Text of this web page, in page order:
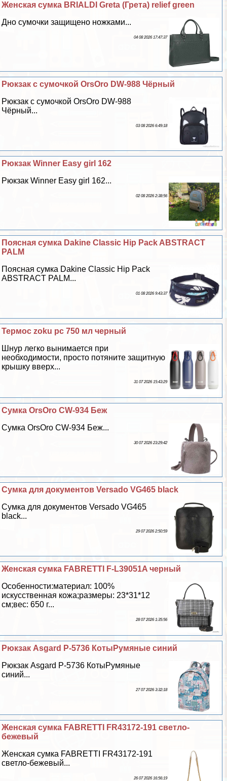
Женская сумка BRIALDI Greta (Грета) relief green
Дно сумочки защищено ножками...
04 08 2026 17:47:37
Рюкзак с сумочкой OrsOro DW-988 Чёрный
Рюкзак с сумочкой OrsOro DW-988
Чёрный...
03 08 2026 6:49:18
Рюкзак Winner Easy girl 162
Рюкзак Winner Easy girl 162...
02 08 2026 2:38:56
Поясная сумка Dakine Classic Hip Pack ABSTRACT
PALM
Поясная сумка Dakine Classic Hip Pack
ABSTRACT PALM...
01 08 2026 9:43:37
Термос zoku pc 750 мл черный
Шнур легко вынимается при
необходимости, просто потяните защитную
крышку вверх...
31 07 2026 15:43:29
Сумка OrsOro CW-934 Беж
Сумка OrsOro CW-934 Беж...
30 07 2026 23:29:42
Сумка для документов Versado VG465 black
Сумка для документов Versado VG465
black...
29 07 2026 2:50:59
Женская сумка FABRETTI F-L39051A черный
Особенности:материал: 100%
искусственная кожа;размеры: 23*31*12
см;вес: 650 г...
28 07 2026 1:35:56
Рюкзак Asgard Р-5736 КотыРумяные синий
Рюкзак Asgard Р-5736 КотыРумяные
синий...
27 07 2026 3:32:18
Женская сумка FABRETTI FR43172-191 светло-
бежевый
Женская сумка FABRETTI FR43172-191
светло-бежевый...
26 07 2026 16:56:19